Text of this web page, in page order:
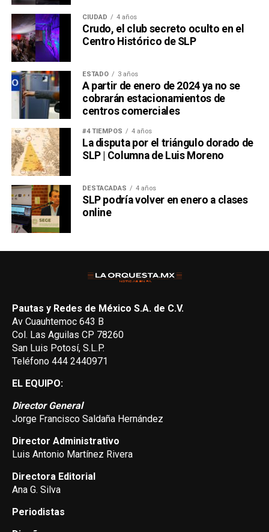
CIUDAD 4 años
Crudo, el club secreto oculto en el
Centro Histórico de SLP
ESTADO 3 años
A partir de enero de 2024 ya no se
cobrarán estacionamientos de
centros comerciales
#4 TIEMPOS 4 años
La disputa por el triángulo dorado de
SLP | Columna de Luis Moreno
DESTACADAS 4 años
SLP podría volver en enero a clases
online
Pautas y Redes de México S.A. de C.V.
Av Cuauhtemoc 643 B
Col. Las Aguilas CP 78260
San Luis Potosí, S.L.P.
Teléfono 444 2440971
EL EQUIPO:
Director General
Jorge Francisco Saldaña Hernández
Director Administrativo
Luis Antonio Martínez Rivera
Directora Editorial
Ana G. Silva
Periodistas